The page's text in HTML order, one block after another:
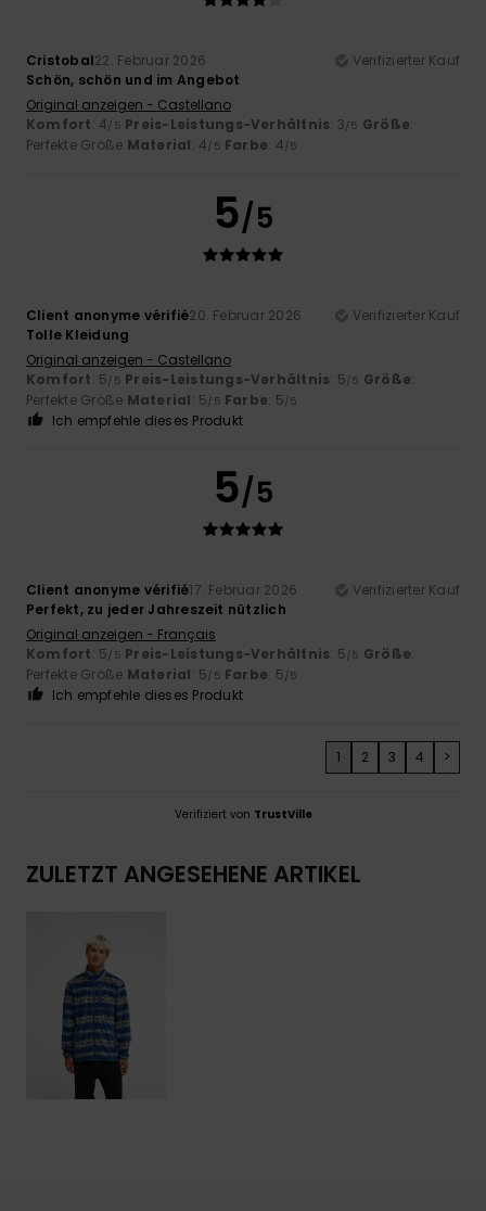
Cristobal22. Februar 2026
Verifizierter Kauf
Schön, schön und im Angebot
Original anzeigen - Castellano
Komfort: 4/5 Preis-Leistungs-Verhältnis: 3/5 Größe:
Perfekte Größe Material: 4/5 Farbe: 4/5
5/5
Client anonyme vérifié20. Februar 2026
Verifizierter Kauf
Tolle Kleidung
Original anzeigen - Castellano
Komfort: 5/5 Preis-Leistungs-Verhältnis: 5/5 Größe:
Perfekte Größe Material: 5/5 Farbe: 5/5
Ich empfehle dieses Produkt
5/5
Client anonyme vérifié17. Februar 2026
Verifizierter Kauf
Perfekt, zu jeder Jahreszeit nützlich
Original anzeigen - Français
Komfort: 5/5 Preis-Leistungs-Verhältnis: 5/5 Größe:
Perfekte Größe Material: 5/5 Farbe: 5/5
Ich empfehle dieses Produkt
1 2 3 4 >
Verifiziert von TrustVille
ZULETZT ANGESEHENE ARTIKEL